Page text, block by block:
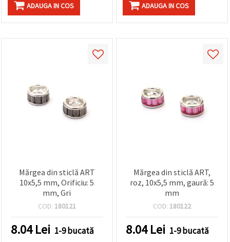
ADAUGA IN COS ADAUGA IN COS
Mărgea din sticlă ART
10x5,5 mm, Orificiu: 5
mm, Gri
COD: 180121
8.04Lei 1-9 bucată
Mărgea din sticlă ART,
roz, 10x5,5 mm, gaură: 5
mm
COD: 180122
8.04Lei 1-9 bucată